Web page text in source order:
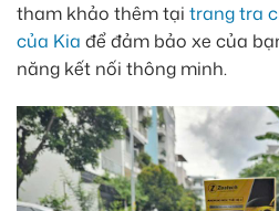
tham khảo thêm tại trang tra
của Kia để đảm bảo xe của
năng kết nối thông minh.